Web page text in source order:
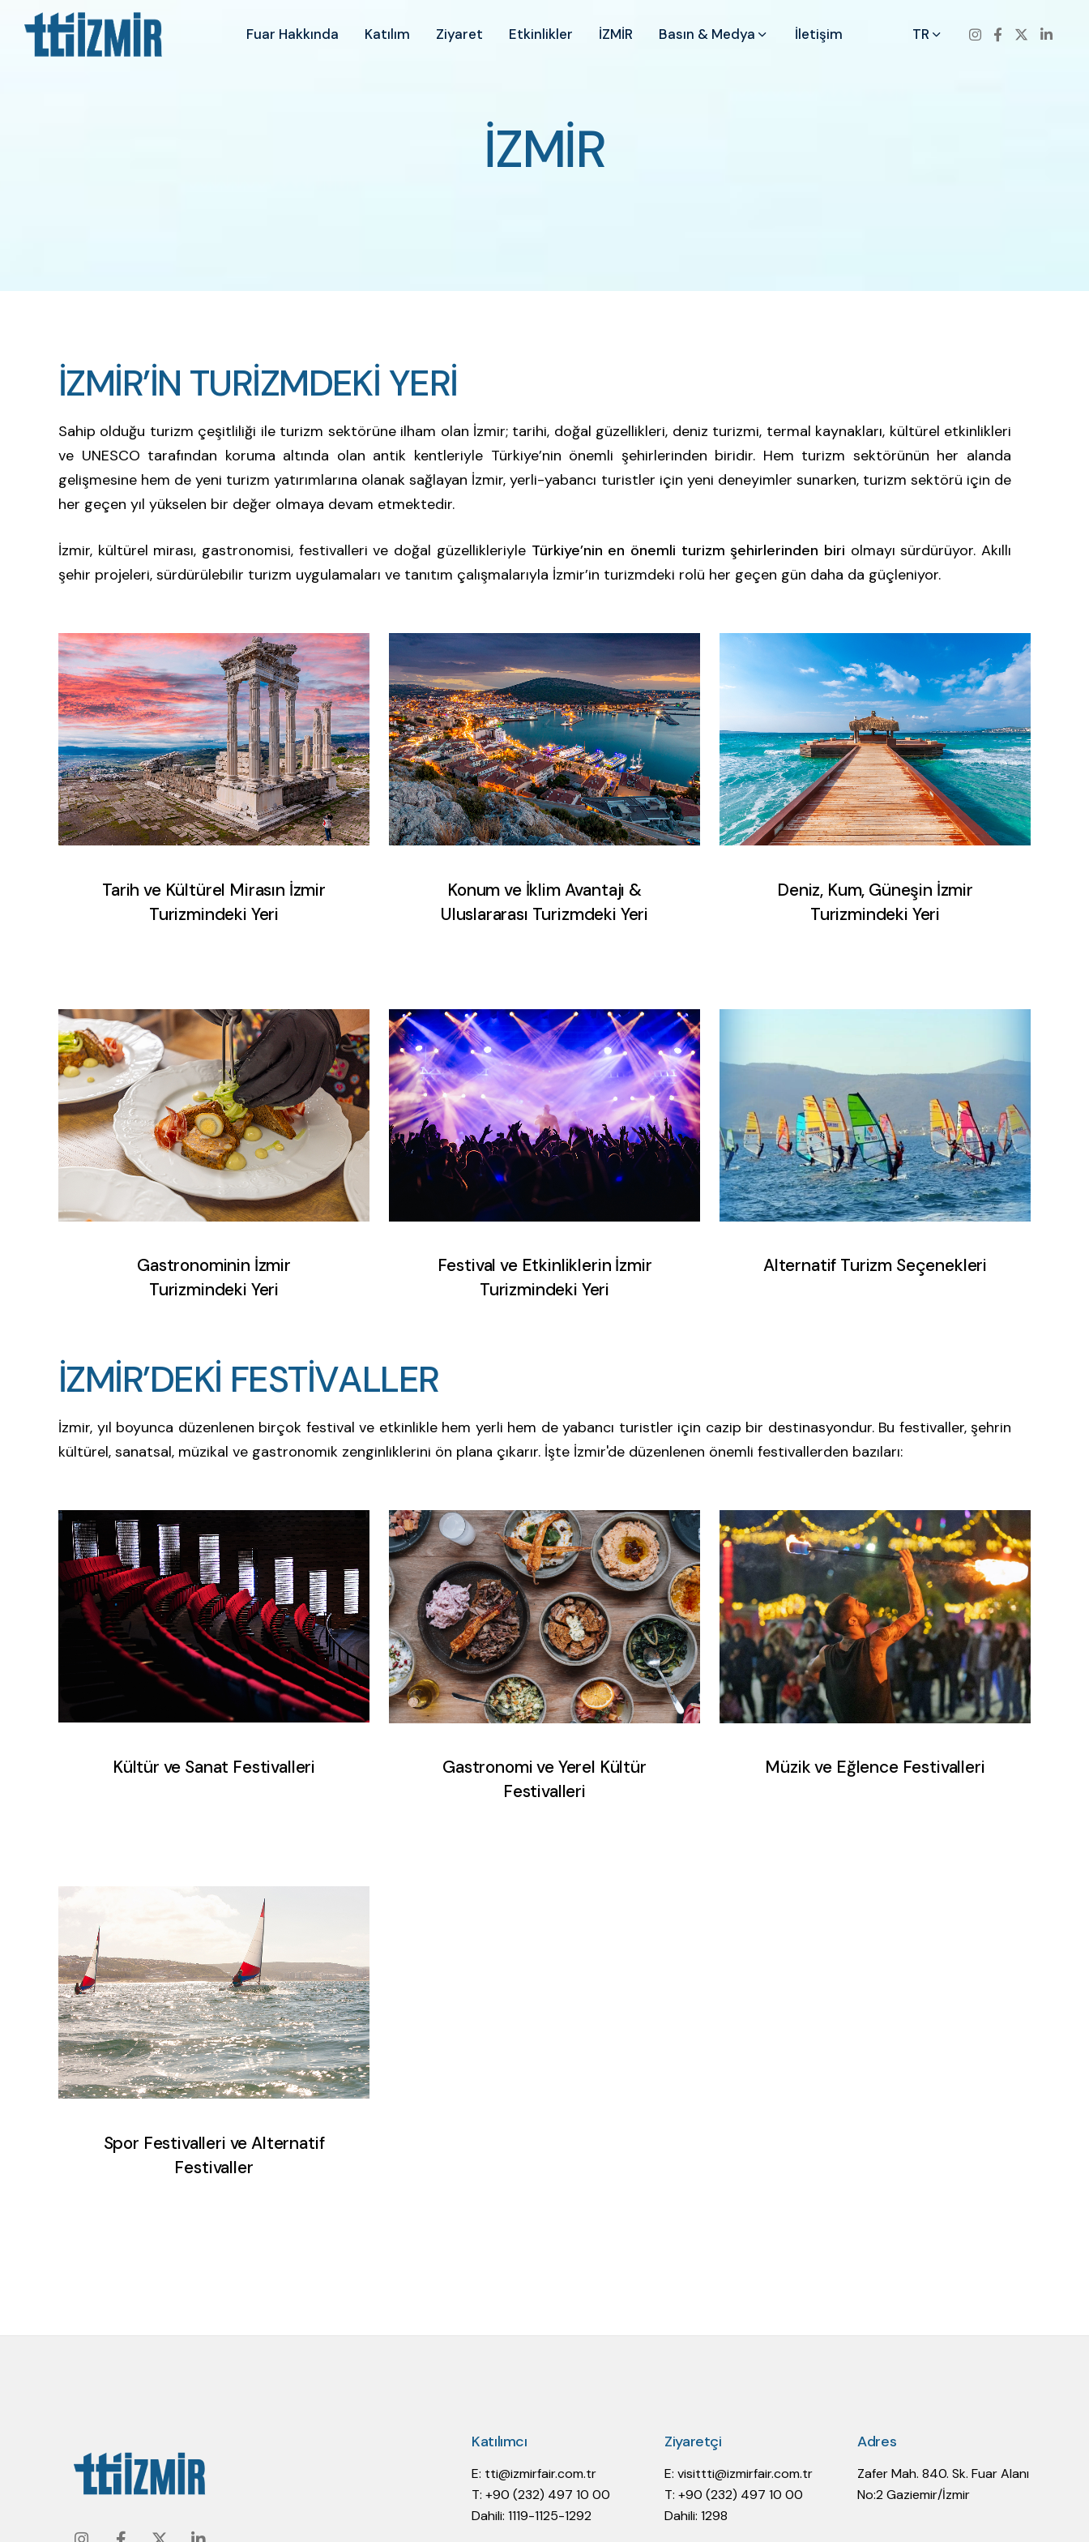
Fuar Hakkında Katılım Ziyaret Etkinlikler İZMİR Basın & Medya İletişim TR
İZMİR
İZMİR
İZMİR’İN TURİZMDEKİ YERİ
İZMİR’İN TURİZMDEKİ YERİ
Sahip olduğu turizm çeşitliliği ile turizm sektörüne ilham olan İzmir; tarihi, doğal güzellikleri, deniz turizmi, termal kaynakları, kültürel etkinlikleri
ve UNESCO tarafından koruma altında olan antik kentleriyle Türkiye’nin önemli şehirlerinden biridir. Hem turizm sektörünün her alanda
gelişmesine hem de yeni turizm yatırımlarına olanak sağlayan İzmir, yerli-yabancı turistler için yeni deneyimler sunarken, turizm sektörü için de
her geçen yıl yükselen bir değer olmaya devam etmektedir.
İzmir, kültürel mirası, gastronomisi, festivalleri ve doğal güzellikleriyle Türkiye’nin en önemli turizm şehirlerinden biri olmayı sürdürüyor. Akıllı
şehir projeleri, sürdürülebilir turizm uygulamaları ve tanıtım çalışmalarıyla İzmir’in turizmdeki rolü her geçen gün daha da güçleniyor.
Tarih ve Kültürel Mirasın İzmir
Turizmindeki Yeri
Konum ve İklim Avantajı &
Uluslararası Turizmdeki Yeri
Deniz, Kum, Güneşin İzmir
Turizmindeki Yeri
Gastronominin İzmir
Turizmindeki Yeri
Festival ve Etkinliklerin İzmir
Turizmindeki Yeri
Alternatif Turizm Seçenekleri
İZMİR’DEKİ FESTİVALLER
İZMİR’DEKİ FESTİVALLER
İzmir, yıl boyunca düzenlenen birçok festival ve etkinlikle hem yerli hem de yabancı turistler için cazip bir destinasyondur. Bu festivaller, şehrin
kültürel, sanatsal, müzikal ve gastronomik zenginliklerini ön plana çıkarır. İşte İzmir'de düzenlenen önemli festivallerden bazıları:
Kültür ve Sanat Festivalleri
Gastronomi ve Yerel Kültür
Festivalleri
Müzik ve Eğlence Festivalleri
Spor Festivalleri ve Alternatif
Festivaller
Katılımcı
E: tti@izmirfair.com.tr
T: +90 (232) 497 10 00
Dahili: 1119-1125-1292
Ziyaretçi
E: visittti@izmirfair.com.tr
T: +90 (232) 497 10 00
Dahili: 1298
Adres
Zafer Mah. 840. Sk. Fuar Alanı
No:2 Gaziemir/İzmir